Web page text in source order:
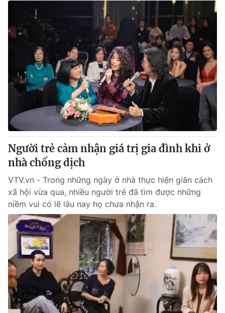
Người trẻ cảm nhận giá trị gia đình khi ở
nhà chống dịch
VTV.vn - Trong những ngày ở nhà thực hiện giãn cách
xã hội vừa qua, nhiều người trẻ đã tìm được những
niềm vui có lẽ lâu nay họ chưa nhận ra.